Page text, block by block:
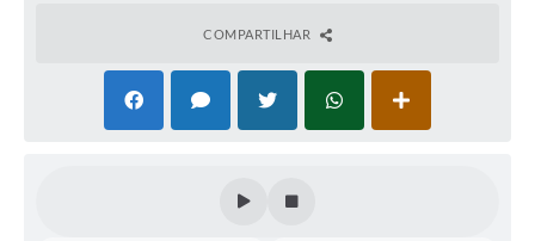
SANCHES – Prefeito Municipal
COMPARTILHAR